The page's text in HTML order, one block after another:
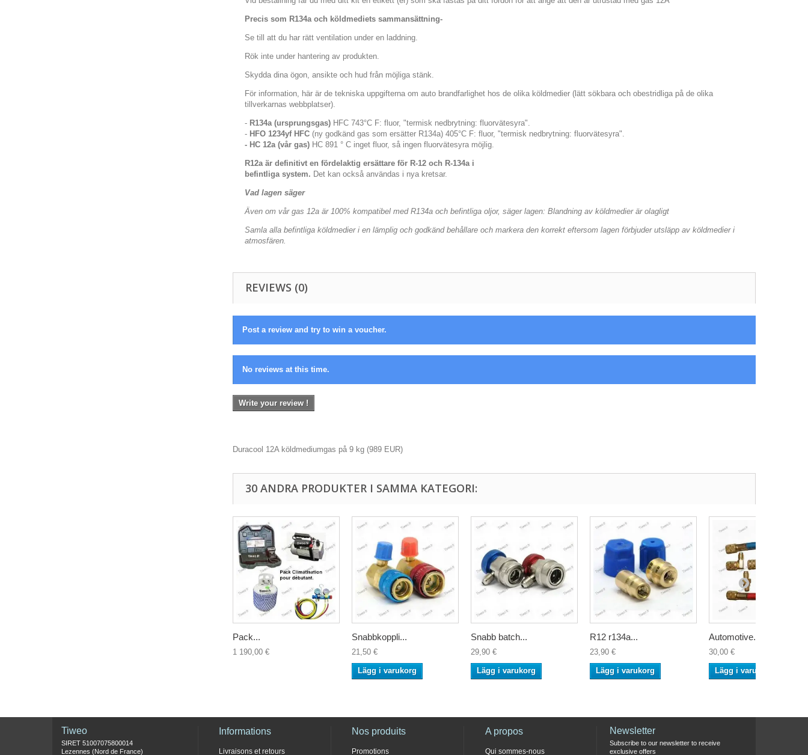
Precis som R134a och köldmediets sammansättning-
Se till att du har rätt ventilation under en laddning.
Rök inte under hantering av produkten.
Skydda dina ögon, ansikte och hud från möjliga stänk.
För information, här är de tekniska uppgifterna om auto brandfarlighet hos de olika köldmedier (lätt sökbara och obestridliga på de olika
tillverkarnas webbplatser).
- R134a (ursprungsgas) HFC 743°C F: fluor, "termisk nedbrytning: fluorvätesyra".
- HFO 1234yf HFC (ny godkänd gas som ersätter R134a) 405°C F: fluor, "termisk nedbrytning: fluorvätesyra".
- HC 12a (vår gas) HC 891 ° C inget fluor, så ingen fluorvätesyra möjlig.
R12a är definitivt en fördelaktig ersättare för R-12 och R-134a i
befintliga system. Det kan också användas i nya kretsar.
Vad lagen säger
Även om vår gas 12a är 100% kompatibel med R134a och befintliga oljor, säger lagen: Blandning av köldmedier är olagligt
Samla alla befintliga köldmedier i en lämplig och godkänd behållare och markera den korrekt eftersom lagen förbjuder utsläpp av köldmedier i
atmosfären.
REVIEWS (0)
Post a review and try to win a voucher.
No reviews at this time.
Write your review !
Duracool 12A köldmediumgas på 9 kg (989 EUR)
30 ANDRA PRODUKTER I SAMMA KATEGORI:
Pack...
1 190,00 €
Snabbkoppli...
21,50 €
Lägg i varukorg
Snabb batch...
29,90 €
Lägg i varukorg
R12 r134a...
23,90 €
Lägg i varukorg
Automotive...
30,00 €
Lägg i varukorg
Tiweo
SIRET 51007075800014
Lezennes (Nord de France)
Informations
Livraisons et retours
Nos produits
Promotions
A propos
Qui sommes-nous
Newsletter
Subscribe to our newsletter to receive
exclusive offers